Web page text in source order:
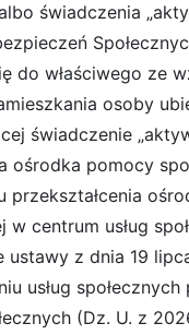
świadczenia
do właściwego ze
osoby
świadczenie
ośrodka pomocy
przekształcenia
w centrum usług
ustawy z dnia 19
usług
(Dz. U. z